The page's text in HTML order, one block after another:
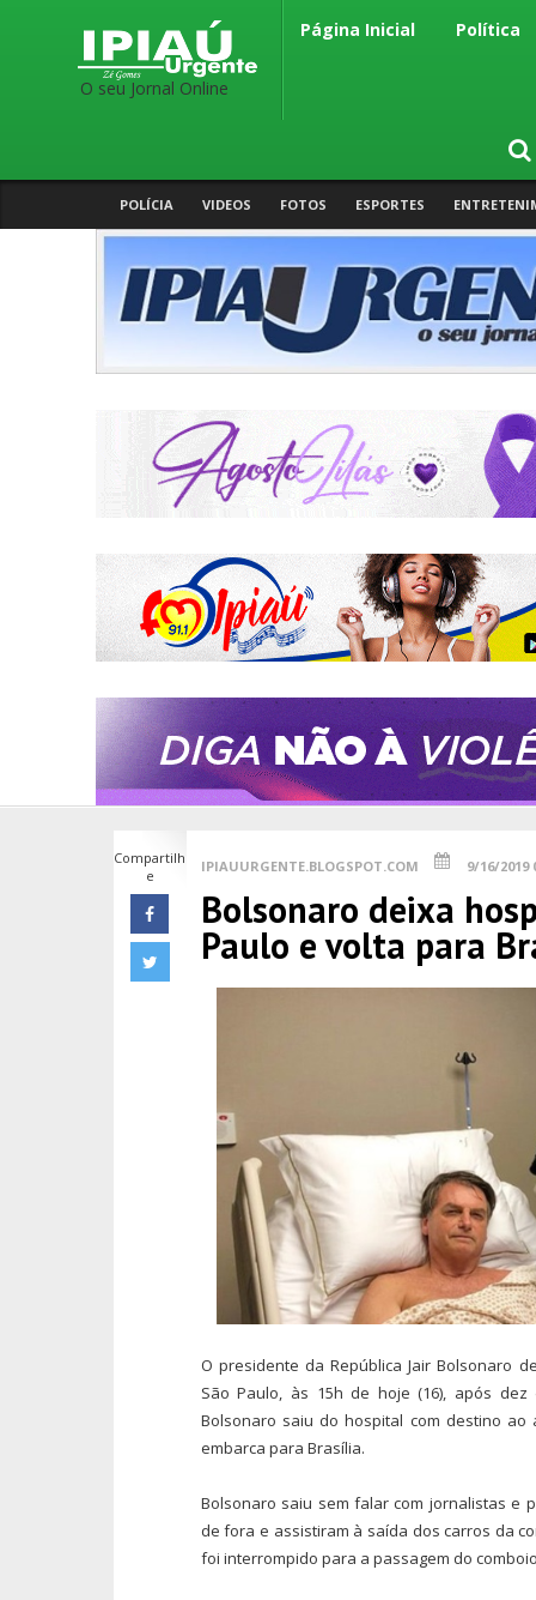
O seu Jornal Online
Página Inicial Política
POLÍCIA VIDEOS FOTOS ESPORTES
Compartilh
e
IPIAUURGENTE.BLOGSPOT.COM 9/16/2019
Bolsonaro deixa
Paulo e volta para
O presidente da República Jair Bolsonaro
São Paulo, às 15h de hoje (16), após
Bolsonaro saiu do hospital com destino
embarca para Brasília.
Bolsonaro saiu sem falar com jornalistas e
de fora e assistiram à saída dos carros da
foi interrompido para a passagem do